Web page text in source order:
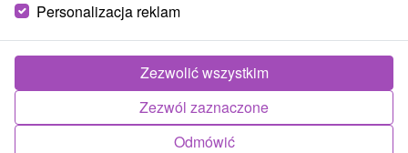
Wellness rezort Jánošíkov dvor Zázrivá
Zázrivá
Drevenice na Orave, v Zázrivej, v srdci národného parku
Malá Fatra, v blízkosti Jánošíkovho...
Personalizacja reklam
Odmówić
Zezwól zaznaczone
Zezwolić wszystkim